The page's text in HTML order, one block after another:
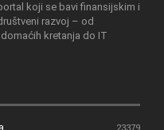
koji se bavi finansijskim i
razvoj – od
kretanja do IT